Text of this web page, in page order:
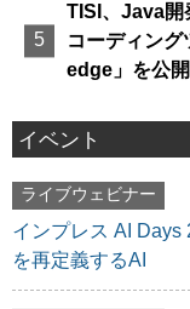
TISI、Java開
コーディング
edge」を公開
イベント
ライブウェビナー
インプレス AI Days
を再定義するAI